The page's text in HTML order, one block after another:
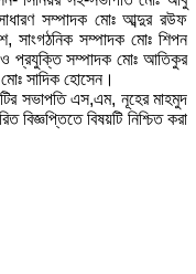
সম্পাদক মোঃ আব্দুর রউফ
সাংগঠনিক সম্পাদক মোঃ শিপন
প্রযুক্তি সম্পাদক মোঃ আতিকুর
সাদিক হোসেন।
সভাপতি এস,এম, নূহের মাহমুদ
বিষয়টি নিশ্চিত করা